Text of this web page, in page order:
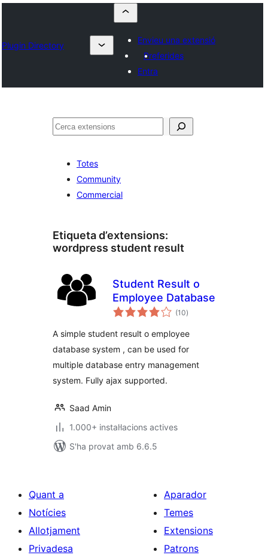
Plugin Directory
Envieu una extensió
Preferides
Entra
Cerca
Totes
Community
Commercial
Etiqueta d’extensions:
wordpress student result
Student Result o
Employee Database
(10puntuacions
totals
)
A simple student result o employee
database system , can be used for
multiple database entry management
system. Fully ajax supported.
Saad Amin
1.000+ instal·lacions actives
S'ha provat amb 6.6.5
Quant a
Notícies
Allotjament
Privadesa
Aparador
Temes
Extensions
Patrons